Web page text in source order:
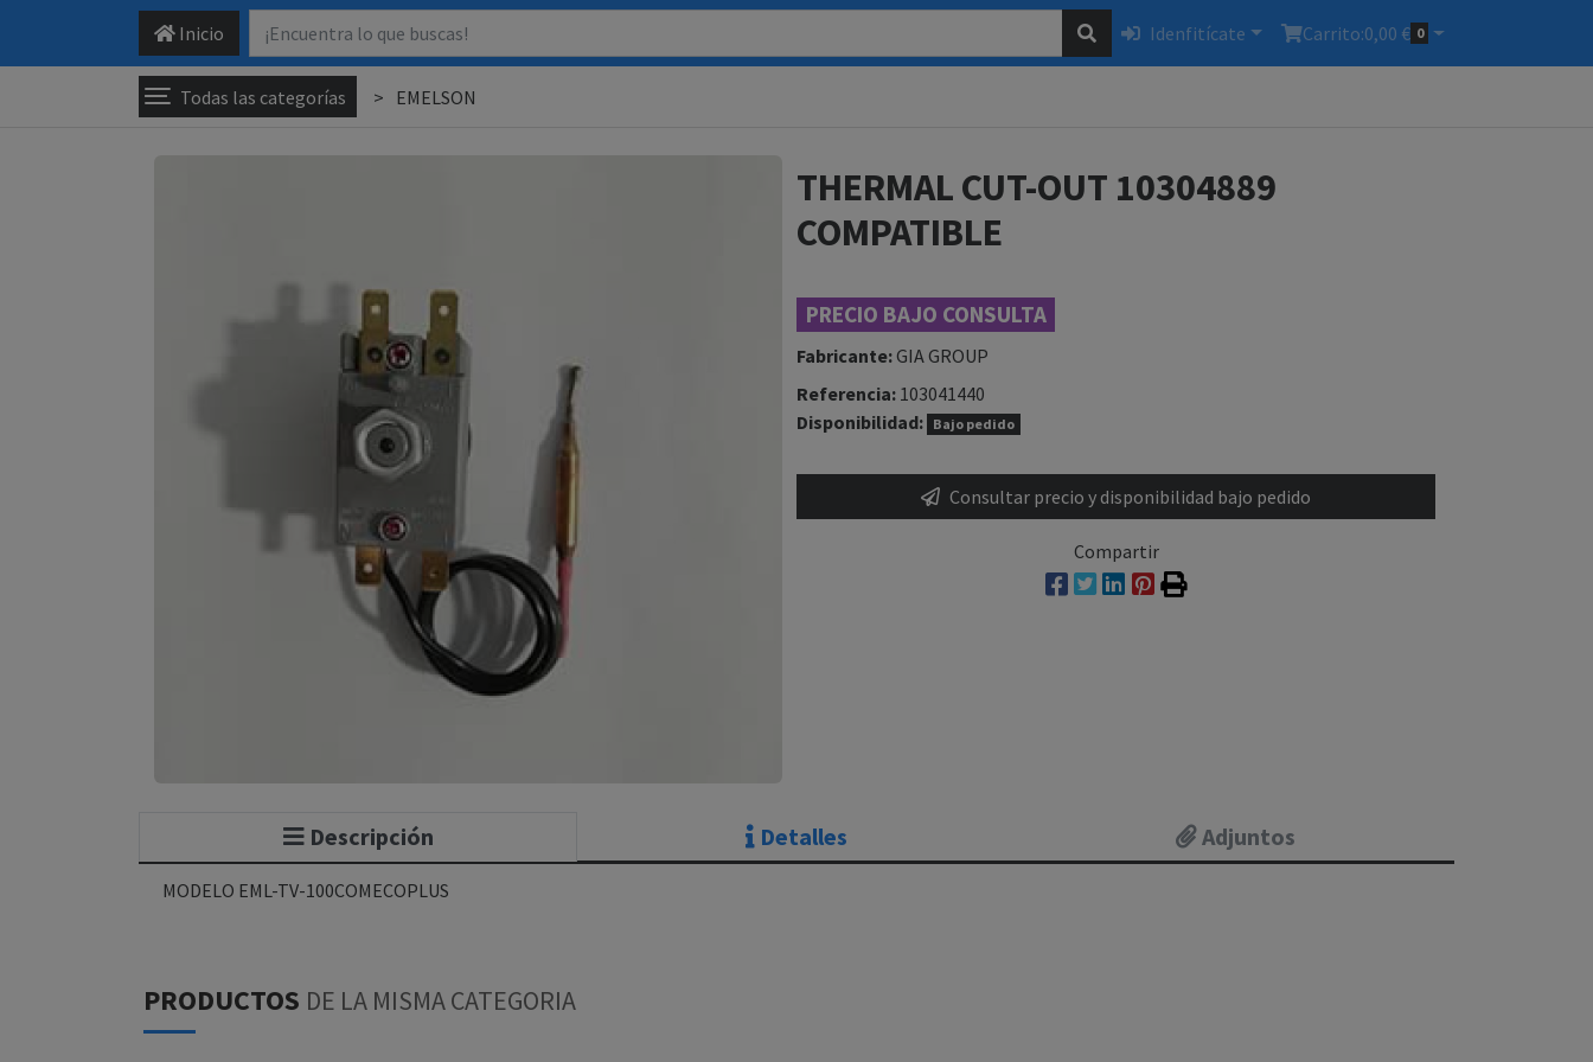
Inicio Idenfitícate Carrito:0,00 € 0
Todas las categorías EMELSON
THERMAL CUT-OUT 10304889
COMPATIBLE
PRECIO BAJO CONSULTA
Fabricante:GIA GROUP
Referencia: 103041440
Disponibilidad: Bajo pedido
Consultar precio y disponibilidad bajo pedido
Compartir
Descripción Detalles Adjuntos
MODELO EML-TV-100COMECOPLUS
PRODUCTOS DE LA MISMA CATEGORIA